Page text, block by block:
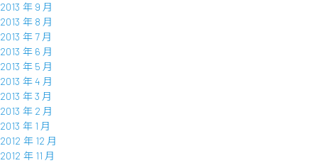
2013 年 9 月
2013 年 8 月
2013 年 7 月
2013 年 6 月
2013 年 5 月
2013 年 4 月
2013 年 3 月
2013 年 2 月
2013 年 1 月
2012 年 12 月
2012 年 11 月